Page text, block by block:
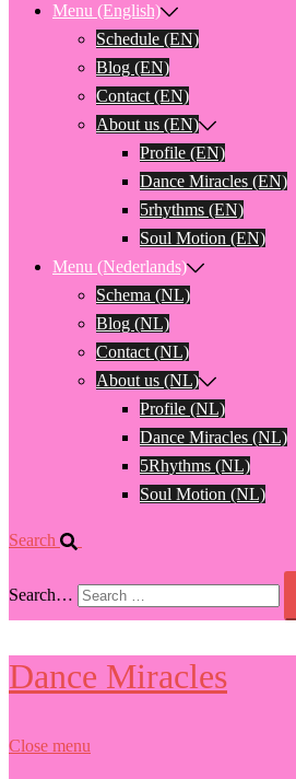
Menu (English)
Schedule (EN)
Blog (EN)
Contact (EN)
About us (EN)
Profile (EN)
Dance Miracles (EN)
5rhythms (EN)
Soul Motion (EN)
Menu (Nederlands)
Schema (NL)
Blog (NL)
Contact (NL)
About us (NL)
Profile (NL)
Dance Miracles (NL)
5Rhythms (NL)
Soul Motion (NL)
Search
Search…
Dance Miracles
Close menu